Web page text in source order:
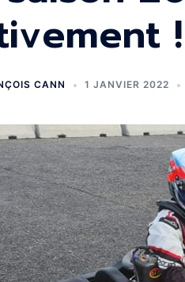
!
CANN 1 JANVIER 2022